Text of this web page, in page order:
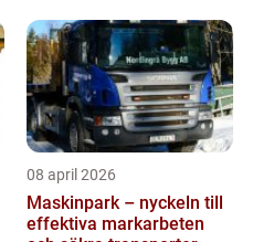
08 april 2026
Maskinpark – nyckeln till
effektiva markarbeten